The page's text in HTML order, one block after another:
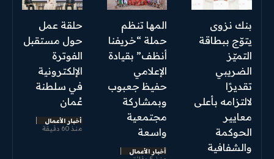
بنك نزوى
يتوّج ببطاقة
التميّز
الضريبي
تقديرًا
لالتزامه بأعلى
معايير
الحوكمة
والشفافية
المها تنظم
حملة “خريفنا
أنظف” بقيادة
الإعلامي
حفيظ جعبوب
وبمشاركة
مجتمعية
واسعة
أخبار الأعمال
حلقة عمل
حول مستقبل
الفوترة
الإلكترونية
في سلطنة
عُمان
أخبار الأعمال
منذ 60 دقيقة